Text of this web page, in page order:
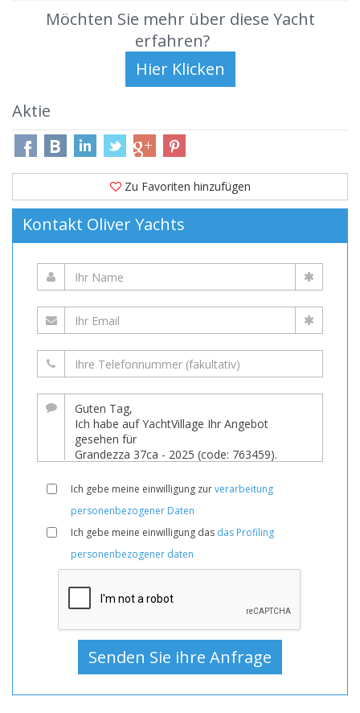
Möchten Sie mehr über diese Yacht
erfahren?
Aktie
Zu Favoriten hinzufügen
Kontakt Oliver Yachts
Ich gebe meine einwilligung zurverarbeitung
personenbezogener Daten
Ich gebe meine einwilligung das das Profiling
personenbezogener daten